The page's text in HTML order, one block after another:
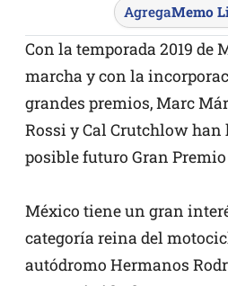
AgregaMemo
Con la temporada 2019 de
marcha y con la
grandes premios, Marc
Rossi y Cal Crutchlow han
posible futuro Gran
México tiene un gran
categoría reina del
autódromo Hermanos